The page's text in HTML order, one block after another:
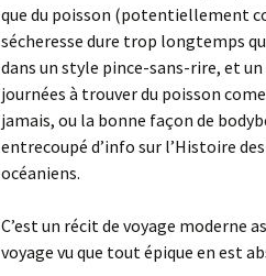
que du poisson (potentiellement
sécheresse dure trop longtemps
dans un style pince-sans-rire, et
journées à trouver du poisson
jamais, ou la bonne façon de
entrecoupé d’info sur l’Histoire
océaniens.
C’est un récit de voyage moderne
voyage vu que tout épique en est